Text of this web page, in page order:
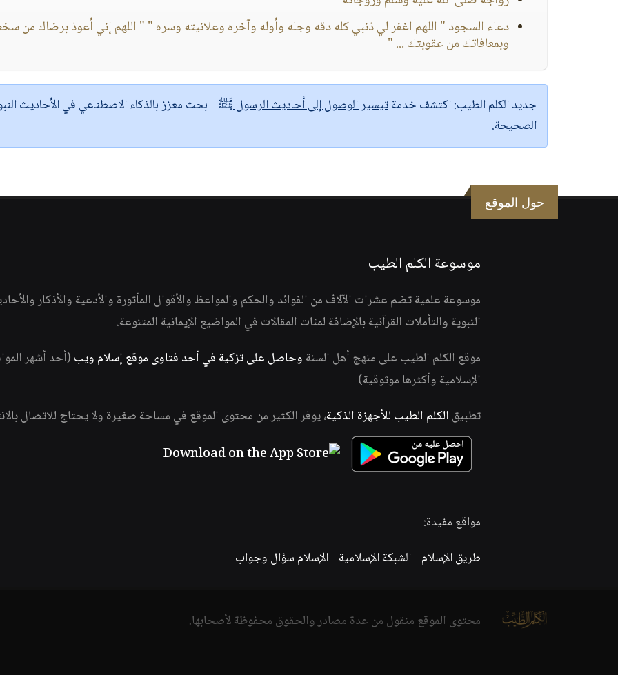
دعاء السجود " اللهم اغفر لي ذنبي كله دقه وجله وأوله وآخره وعلانيته وسره " " اللهم إني أعوذ برضاك من
وبمعافاتك من عقوبتك ... "
جديد الكلم الطيب:اكتشف خدمةتيسير الوصول إلى أحاديث الرسول ﷺ - بحث معزز بالذكاء الاصطناعي في الأحاديث
الصحيحة.
حول الموقع
موسوعة الكلم الطيب
موسوعة علمية تضم عشرات الآلاف من الفوائد والحكم والمواعظ والأقوال المأثورة والأدعية والأذكار
النبوية والتأملات القرآنية بالإضافة لمئات المقالات في المواضيع الإيمانية المتنوعة.
موقع الكلم الطيب على منهج أهل السنة وحاصل على تزكية في أحد فتاوى موقع إسلام ويب (أحد أشهر
الإسلامية وأكثرها موثوقية)
تطبيق الكلم الطيب للأجهزة الذكية، يوفر الكثير من محتوى الموقع في مساحة صغيرة ولا يحتاج للاتصال
مواقع مفيدة:
طريق الإسلام -الشبكة الإسلامية -الإسلام سؤال وجواب
محتوى الموقع منقول من عدة مصادر والحقوق محفوظة لأصحابها.